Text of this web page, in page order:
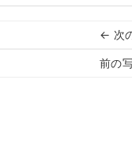
← 次
前の